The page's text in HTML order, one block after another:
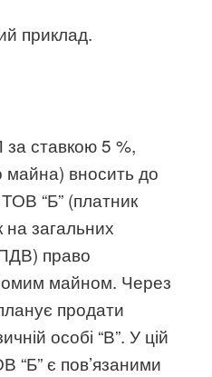
приклад.
ставкою 5 %,
майна) вносить до
“Б” (платник
на загальних
ПДВ) право
майном. Через
продати
особі “В”. У цій
“Б” є пов’язаними